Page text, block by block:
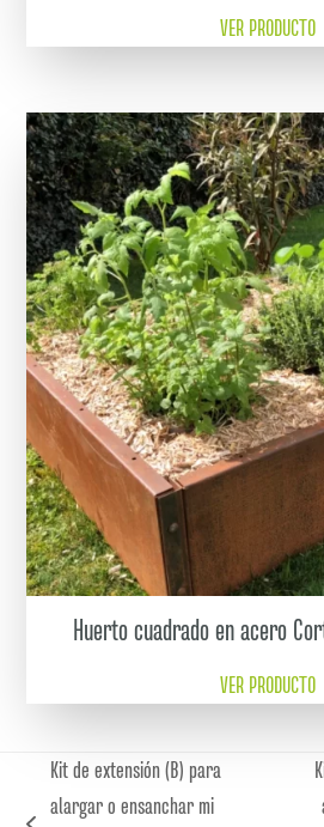
VER PRODUCTO
Huerto cuadrado en acero
VER PRODUCTO
Kit de extensión (B) para
alargar o ensanchar mi